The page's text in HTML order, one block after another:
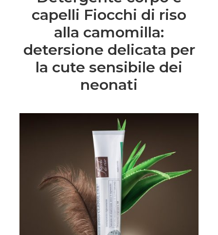
capelli Fiocchi di riso
alla camomilla:
detersione delicata per
la cute sensibile dei
neonati